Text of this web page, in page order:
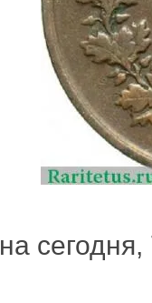
сегодня,